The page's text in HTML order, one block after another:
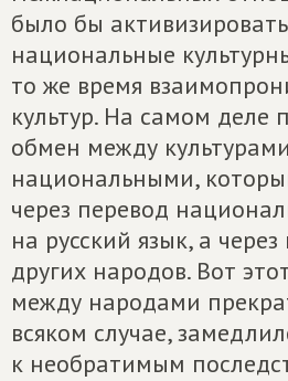
было бы
национальные
то же время
культур. На самом деле
обмен между культурами
национальными,
через перевод
на русский язык, а
других народов. Вот
между народами
всяком случае,
к необратимым